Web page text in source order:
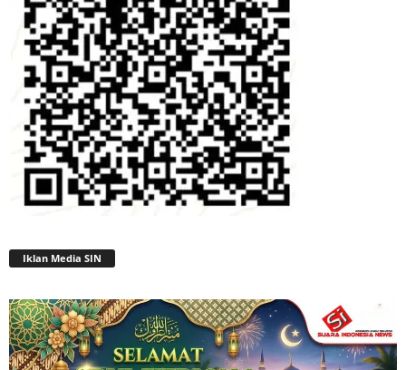
Iklan Media SIN